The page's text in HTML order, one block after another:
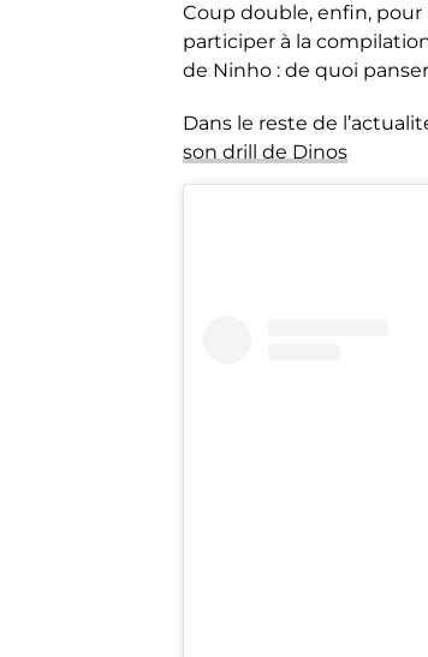
Coup double, enfin, pour
participer à la
de Ninho : de quoi
Dans le reste de
son drill de Dinos